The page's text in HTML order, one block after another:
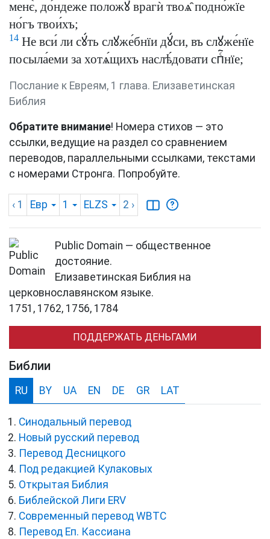
менє̀, до́ндеже положꙋ̀ врагѝ твоѧ̑ подно́жїе
но́гъ твои́хъ;
14 Не вси́ ли сꙋ́ть слꙋже́бнїи дꙋ́си, въ слꙋже́нїе
посыла́еми за хотѧ́щихъ наслѣ́довати спⷭ҇нїе;
Послание к Евреям, 1 глава. Елизаветинская
Библия
Обратите внимание! Номера стихов — это
ссылки, ведущие на раздел со сравнением
переводов, параллельными ссылками, текстами
с номерами Стронга. Попробуйте.
‹ 1 Евр 1 ELZS 2 ›
Public Domain — общественное
достояние.
Елизаветинская Библия на
церковнославянском языке.
1751, 1762, 1756, 1784
ПОДДЕРЖАТЬ ДЕНЬГАМИ
Библии
RU BY UA EN DE GR LAT
Синодальный перевод
Новый русский перевод
Перевод Десницкого
Под редакцией Кулаковых
Открытая Библия
Библейской Лиги ERV
Cовременный перевод WBTC
Перевод Еп. Кассиана